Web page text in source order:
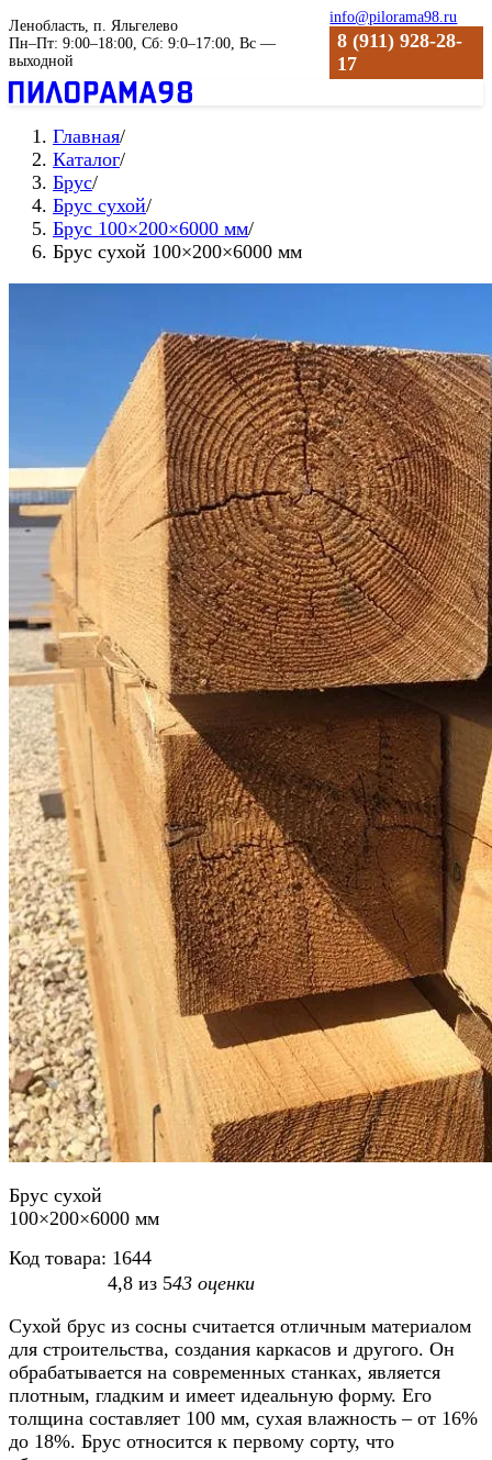
Ленобласть, п. Яльгелево
Пн–Пт: 9:00–18:00, Сб: 9:0–17:00, Вс —
выходной
info@pilorama98.ru
8 (911) 928-28-
17
Главная/
Каталог/
Брус/
Брус сухой/
Брус 100×200×6000 мм/
Брус сухой 100×200×6000 мм
Брус сухой
100×200×6000 мм
Код товара: 1644
4,8 из 543 оценки
Сухой брус из сосны считается отличным материалом
для строительства, создания каркасов и другого. Он
обрабатывается на современных станках, является
плотным, гладким и имеет идеальную форму. Его
толщина составляет 100 мм, сухая влажность – от 16%
до 18%. Брус относится к первому сорту, что